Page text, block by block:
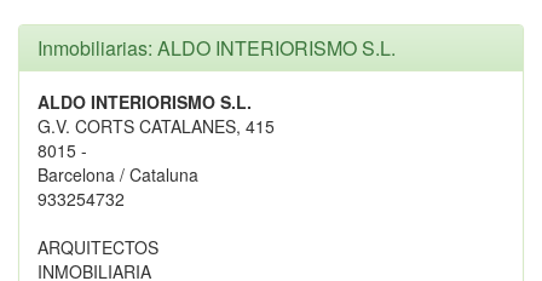
Inmobiliarias: ALDO INTERIORISMO S.L.
ALDO INTERIORISMO S.L.
G.V. CORTS CATALANES, 415
8015 -
Barcelona / Cataluna
933254732
ARQUITECTOS
INMOBILIARIA